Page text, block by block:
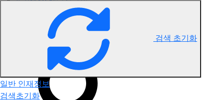
5. 아로마구인
밀양 스포츠마사지 구직정보
검색 초기화
일반 인재정보
검색초기화